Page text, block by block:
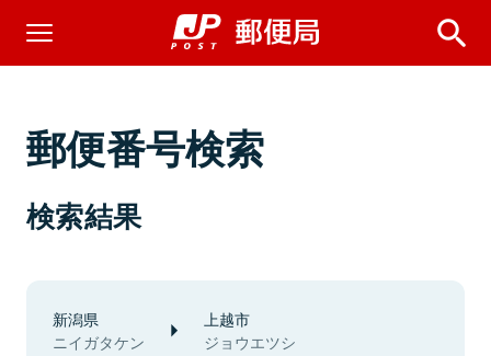
郵便番号検索
検索結果
新潟県
ニイガタケン
上越市
ジョウエツシ